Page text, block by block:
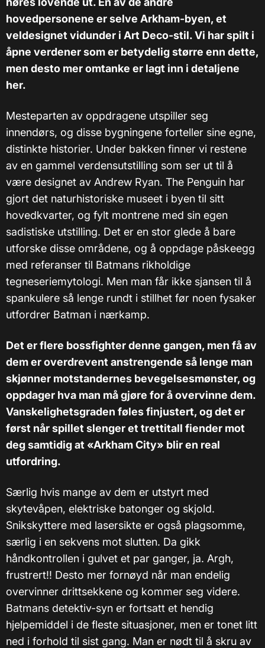
hovedpersonene er selve Arkham-byen, et
veldesignet vidunder i Art Deco-stil. Vi har spilt i
åpne verdener som er betydelig større enn dette,
men desto mer omtanke er lagt inn i detaljene
her.
Mesteparten av oppdragene utspiller seg
innendørs, og disse bygningene forteller sine egne,
distinkte historier. Under bakken finner vi restene
av en gammel verdensutstilling som ser ut til å
være designet av Andrew Ryan. The Penguin har
gjort det naturhistoriske museet i byen til sitt
hovedkvarter, og fylt montrene med sin egen
sadistiske utstilling. Det er en stor glede å bare
utforske disse områdene, og å oppdage påskeegg
med referanser til Batmans rikholdige
tegneseriemytologi. Men man får ikke sjansen til å
spankulere så lenge rundt i stillhet før noen fysaker
utfordrer Batman i nærkamp.
Det er flere bossfighter denne gangen, men få av
dem er overdrevent anstrengende så lenge man
skjønner motstandernes bevegelsesmønster, og
oppdager hva man må gjøre for å overvinne dem.
Vanskelighetsgraden føles finjustert, og det er
først når spillet slenger et trettitall fiender mot
deg samtidig at «Arkham City» blir en real
utfordring.
Særlig hvis mange av dem er utstyrt med
skytevåpen, elektriske batonger og skjold.
Snikskyttere med lasersikte er også plagsomme,
særlig i en sekvens mot slutten. Da gikk
håndkontrollen i gulvet et par ganger, ja. Argh,
frustrert!! Desto mer fornøyd når man endelig
overvinner drittsekkene og kommer seg videre.
Batmans detektiv-syn er fortsatt et hendig
hjelpemiddel i de fleste situasjoner, men er tonet litt
ned i forhold til sist gang. Man er nødt til å skru av